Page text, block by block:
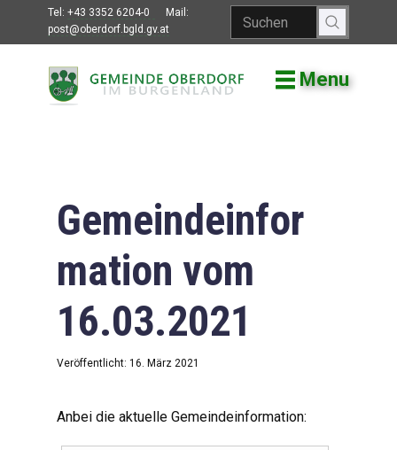
Tel: +43 3352 6204-0
Mail:
post@oberdorf.bgld.gv.at
Menu
Willkommen
Gemeindeamt
Gemeinderat
Bildung
Vereine
Gemeindeinfor
mation vom
16.03.2021
Veröffentlicht: 16. März 2021
Anbei die aktuelle Gemeindeinformation: